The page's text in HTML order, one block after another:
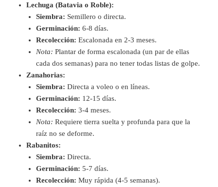
Lechuga (Batavia o Roble):
Siembra: Semillero o directa.
Germinación: 6-8 días.
Recolección: Escalonada en 2-3 meses.
Nota: Plantar de forma escalonada (un par de ellas
cada dos semanas) para no tener todas listas de golpe.
Zanahorias:
Siembra: Directa a voleo o en líneas.
Germinación: 12-15 días.
Recolección: 3-4 meses.
Nota: Requiere tierra suelta y profunda para que la
raíz no se deforme.
Rabanitos:
Siembra: Directa.
Germinación: 5-7 días.
Recolección: Muy rápida (4-5 semanas).